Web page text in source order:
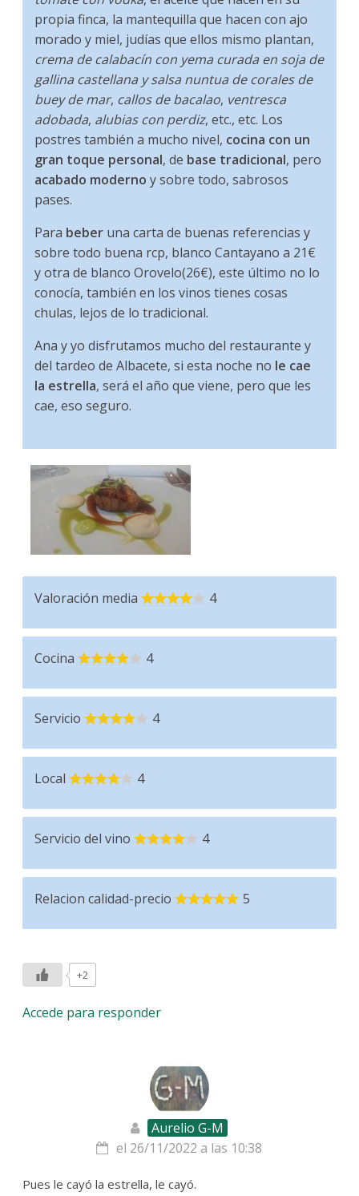
propia finca, la mantequilla que hacen con ajo
morado y miel, judías que ellos mismo plantan,
crema de calabacín con yema curada en soja de
gallina castellana y salsa nuntua de corales de
buey de mar, callos de bacalao, ventresca
adobada, alubias con perdiz, etc., etc. Los
postres también a mucho nivel, cocina con un
gran toque personal, de base tradicional, pero
acabado moderno y sobre todo, sabrosos
pases.
Para beber una carta de buenas referencias y
sobre todo buena rcp, blanco Cantayano a 21€
y otra de blanco Orovelo(26€), este último no lo
conocía, también en los vinos tienes cosas
chulas, lejos de lo tradicional.
Ana y yo disfrutamos mucho del restaurante y
del tardeo de Albacete, si esta noche no le cae
la estrella, será el año que viene, pero que les
cae, eso seguro.
Valoración media 4
Cocina 4
Servicio 4
Local 4
Servicio del vino 4
Relacion calidad-precio 5
+2
Accede para responder
Aurelio G-M
el 26/11/2022 a las 10:38
Pues le cayó la estrella, le cayó.